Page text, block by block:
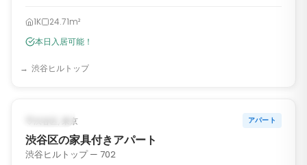
1K
24.71m²
本日入居可能！
渋谷ヒルトップ
入居可能
渋谷区, 東京 アパート
渋谷区の家具付きアパート
渋谷ヒルトップ — 702